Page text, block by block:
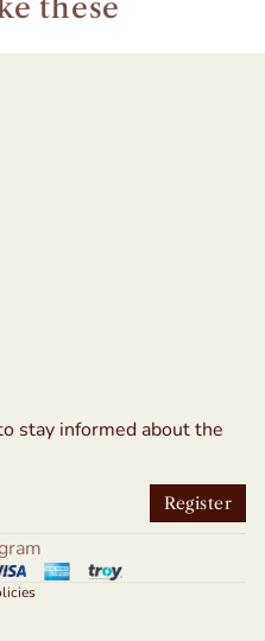
these
stay informed about the
Register